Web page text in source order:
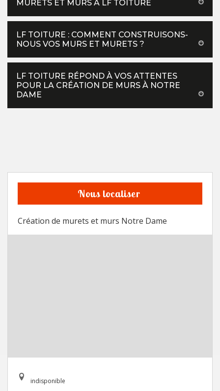
MURETS ET MURS À LF TOITURE
LF TOITURE : COMMENT CONSTRUISONS-
NOUS VOS MURS ET MURETS ?
LF TOITURE RÉPOND À VOS ATTENTES
POUR LA CRÉATION DE MURS À NOTRE
DAME
Nous localiser
Création de murets et murs Notre Dame
indisponible